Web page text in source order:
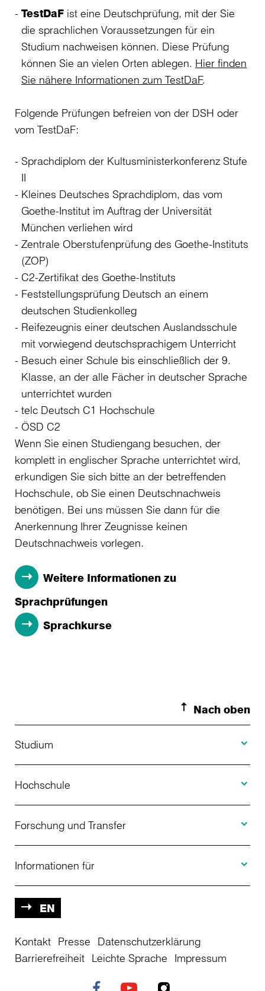
TestDaF ist eine Deutschprüfung, mit der Sie
die sprachlichen Voraussetzungen für ein
Studium nachweisen können. Diese Prüfung
können Sie an vielen Orten ablegen. Hier finden
Sie nähere Informationen zum TestDaF.
Folgende Prüfungen befreien von der DSH oder
vom TestDaF:
Sprachdiplom der Kultusministerkonferenz Stufe
II
Kleines Deutsches Sprachdiplom, das vom
Goethe-Institut im Auftrag der Universität
München verliehen wird
Zentrale Oberstufenprüfung des Goethe-Instituts
(ZOP)
C2-Zertifikat des Goethe-Instituts
Feststellungsprüfung Deutsch an einem
deutschen Studienkolleg
Reifezeugnis einer deutschen Auslandsschule
mit vorwiegend deutschsprachigem Unterricht
Besuch einer Schule bis einschließlich der 9.
Klasse, an der alle Fächer in deutscher Sprache
unterrichtet wurden
telc Deutsch C1 Hochschule
ÖSD C2
Wenn Sie einen Studiengang besuchen, der
komplett in englischer Sprache unterrichtet wird,
erkundigen Sie sich bitte an der betreffenden
Hochschule, ob Sie einen Deutschnachweis
benötigen. Bei uns müssen Sie dann für die
Anerkennung Ihrer Zeugnisse keinen
Deutschnachweis vorlegen.
Weitere Informationen zu
Sprachprüfungen
Sprachkurse
Nach oben
Studium
Studienangebot
Bewerbung
Studienberatung
Weiterbildung
Studienkolleg
Hochschule
Über uns
Aktuelles
Veranstaltungen
Einrichtungen
Stellenangebote
Forschung und Transfer
Projekte
Informationen für
Studieninteressierte
Studierende
EN
Kontakt Presse
Datenschutzerklärung
Barrierefreiheit Leichte Sprache Impressum